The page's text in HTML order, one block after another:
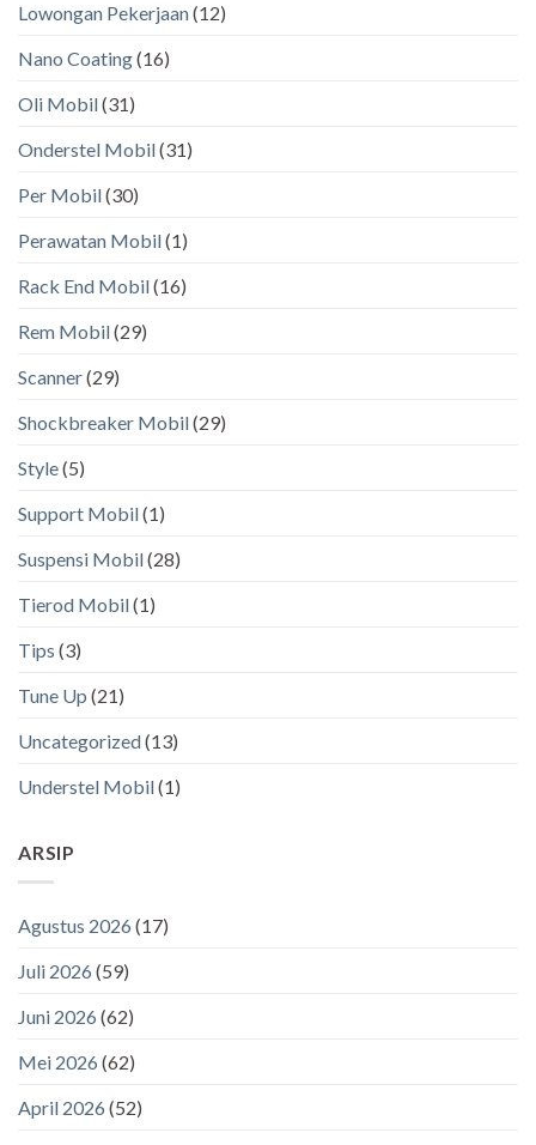
Lowongan Pekerjaan(12)
Nano Coating(16)
Oli Mobil(31)
Onderstel Mobil(31)
Per Mobil(30)
Perawatan Mobil(1)
Rack End Mobil(16)
Rem Mobil(29)
Scanner(29)
Shockbreaker Mobil(29)
Style(5)
Support Mobil(1)
Suspensi Mobil(28)
Tierod Mobil(1)
Tips (3)
Tune Up (21)
Uncategorized(13)
Understel Mobil(1)
ARSIP
Agustus 2026 (17)
Juli 2026 (59)
Juni 2026 (62)
Mei 2026 (62)
April 2026 (52)